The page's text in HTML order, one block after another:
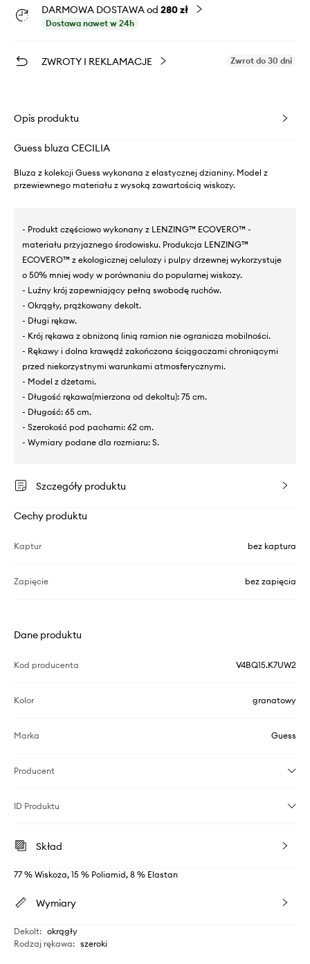
DARMOWA DOSTAWA od 280 zł
Dostawa nawet w 24h
ZWROTY I REKLAMACJE Zwrot do 30 dni
Opis produktu
Guess bluza CECILIA
Bluza z kolekcji Guess wykonana z elastycznej dzianiny. Model z
przewiewnego materiału z wysoką zawartością wiskozy.
- Produkt częściowo wykonany z LENZING™ ECOVERO™ -
materiału przyjaznego środowisku. Produkcja LENZING™
ECOVERO™ z ekologicznej celulozy i pulpy drzewnej wykorzystuje
o 50% mniej wody w porównaniu do popularnej wiskozy.
- Luźny krój zapewniający pełną swobodę ruchów.
- Okrągły, prążkowany dekolt.
- Długi rękaw.
- Krój rękawa z obniżoną linią ramion nie ogranicza mobilności.
- Rękawy i dolna krawędź zakończona ściągaczami chroniącymi
przed niekorzystnymi warunkami atmosferycznymi.
- Model z dżetami.
- Długość rękawa(mierzona od dekoltu): 75 cm.
- Długość: 65 cm.
- Szerokość pod pachami: 62 cm.
- Wymiary podane dla rozmiaru: S.
Szczegóły produktu
Cechy produktu
Kaptur bez kaptura
Zapięcie bez zapięcia
Dane produktu
Kod producenta V4BQ15.K7UW2
Kolor granatowy
Marka Guess
Producent
ID Produktu
Skład
77 % Wiskoza, 15 % Poliamid, 8 % Elastan
Wymiary
Dekolt: okrągły
Rodzaj rękawa: szeroki